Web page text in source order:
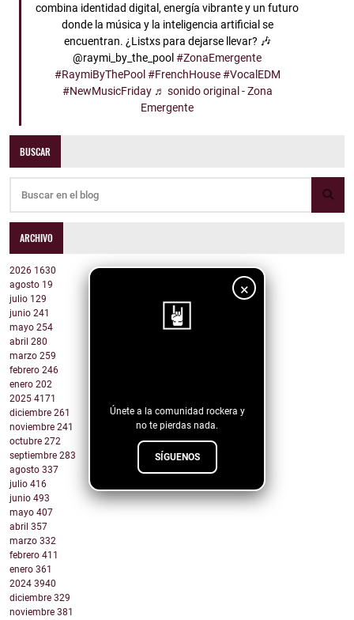
×
Únete a la comunidad rockera y
no te pierdas nada.
SÍGUENOS
combina identidad digital, energía vibrante y un futuro
donde la música y la inteligencia artificial se
encuentran. ¿Listxs para dejarse llevar? 🎶
@raymi_by_the_pool#ZonaEmergente
#RaymiByThePool #FrenchHouse #VocalEDM
#NewMusicFriday ♬ sonido original - Zona
Emergente
BUSCAR
ARCHIVO
2026 1630
agosto 19
julio 129
junio 241
mayo 254
abril 280
marzo 259
febrero 246
enero 202
2025 4171
diciembre 261
noviembre 241
octubre 272
septiembre 283
agosto 337
julio 416
junio 493
mayo 407
abril 357
marzo 332
febrero 411
enero 361
2024 3940
diciembre 329
noviembre 381